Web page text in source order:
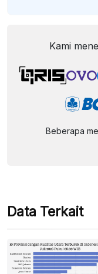
Kami
Beberapa
Data Terkait